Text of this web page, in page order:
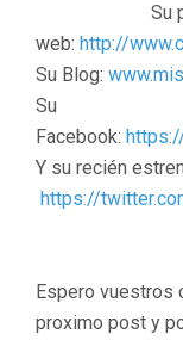
Su
web: http://
Su Blog:
Su
Facebook:
Y su recién
https://
Espero vuestros
proximo post y